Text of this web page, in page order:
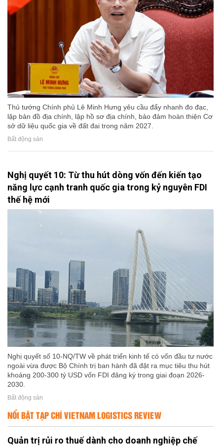
Thủ tướng Chính phủ Lê Minh Hưng yêu cầu đẩy nhanh đo đạc,
lập bản đồ địa chính, lập hồ sơ địa chính, bảo đảm hoàn thiện Cơ
sở dữ liệu quốc gia về đất đai trong năm 2027.
Bất động sản
Nghị quyết 10: Từ thu hút dòng vốn đến kiến tạo
năng lực cạnh tranh quốc gia trong kỷ nguyên FDI
thế hệ mới
Nghị quyết số 10-NQ/TW về phát triển kinh tế có vốn đầu tư nước
ngoài vừa được Bộ Chính trị ban hành đã đặt ra mục tiêu thu hút
khoảng 200-300 tỷ USD vốn FDI đăng ký trong giai đoạn 2026-
2030.
Bất động sản
NỔI BẬT TẠP CHÍ VIETNAM LOGISTICS REVIEW
Quản trị rủi ro thuế dành cho doanh nghiệp chế